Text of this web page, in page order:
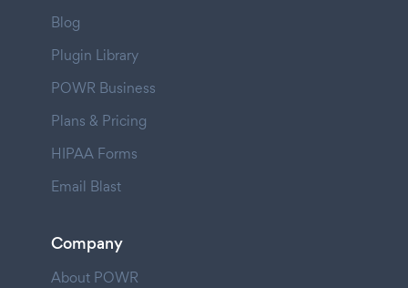
Blog
Plugin Library
POWR Business
Plans & Pricing
HIPAA Forms
Email Blast
Company
About POWR